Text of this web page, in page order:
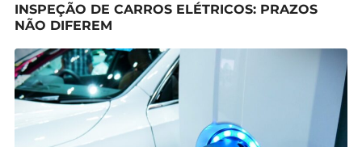
INSPEÇÃO DE CARROS ELÉTRICOS: PRAZOS
NÃO DIFEREM